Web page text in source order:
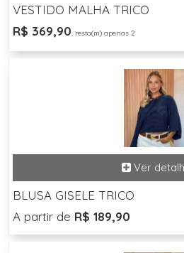
VESTIDO MALHA TRICO
R$ 369,90, resta(m) apenas 2
BLUSA GISELE TRICO
A partir de R$ 189,90